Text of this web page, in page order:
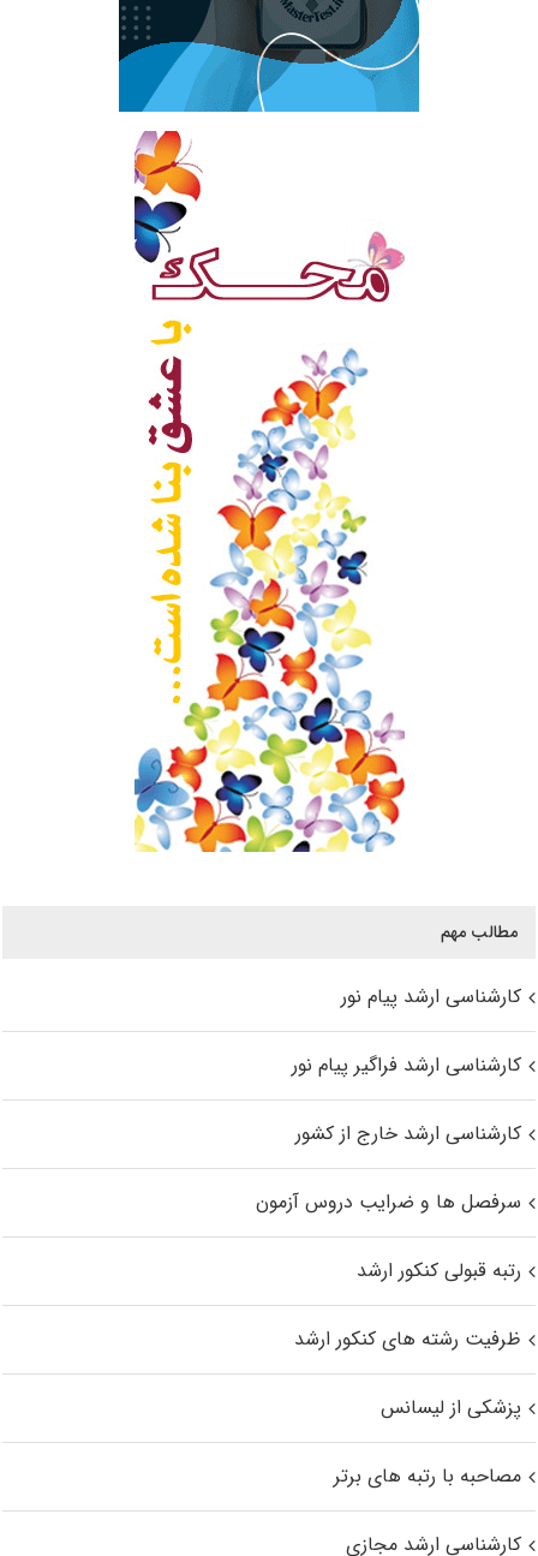
مطالب مهم
کارشناسی ارشد پیام نور
کارشناسی ارشد فراگیر پیام نور
کارشناسی ارشد خارج از کشور
سرفصل ها و ضرایب دروس آزمون
رتبه قبولی کنکور ارشد
ظرفیت رشته های کنکور ارشد
پزشکی از لیسانس
مصاحبه با رتبه های برتر
کارشناسی ارشد مجازی